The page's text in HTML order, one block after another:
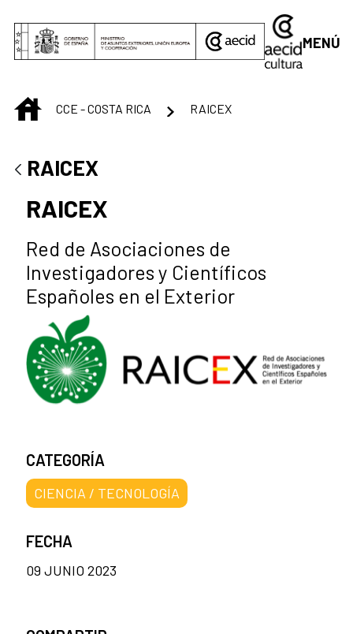
MENÚ
INICIO
CCE - COSTA RICA RAICEX
RAICEX
RAICEX
Red de Asociaciones de
Investigadores y Científicos
Españoles en el Exterior
CATEGORÍA
CIENCIA / TECNOLOGÍA
FECHA
09 JUNIO 2023